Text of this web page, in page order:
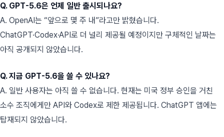
Q. GPT-5.6은 언제 일반 출시되나요?
A. OpenAI는 “앞으로 몇 주 내”라고만 밝혔습니다.
ChatGPT·Codex·API로 더 널리 제공될 예정이지만 구체적인 날짜는
아직 공개되지 않았습니다.
Q. 지금 GPT-5.6을 쓸 수 있나요?
A. 일반 사용자는 아직 쓸 수 없습니다. 현재는 미국 정부 승인을 거친
소수 조직에게만 API와 Codex로 제한 제공됩니다. ChatGPT 앱에는
탑재되지 않았습니다.